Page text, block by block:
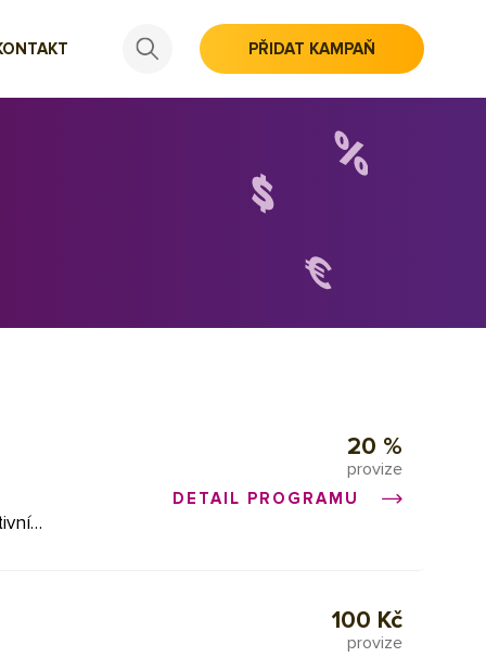
PŘIDAT KAMPAŇ
20 %
provize
DETAIL PROGRAMU
100 Kč
provize